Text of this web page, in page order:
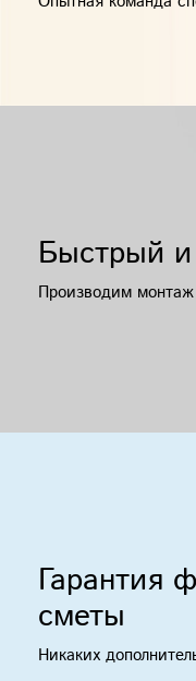
Быстрый
Производим монтаж
Гарантия
сметы
Никаких